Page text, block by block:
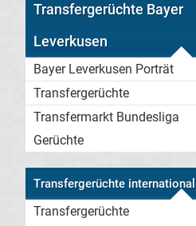
Transfergerüchte Bayer
Leverkusen
Bayer Leverkusen Porträt
Transfergerüchte
Transfermarkt Bundesliga
Gerüchte
Transfergerüchte international
Transfergerüchte